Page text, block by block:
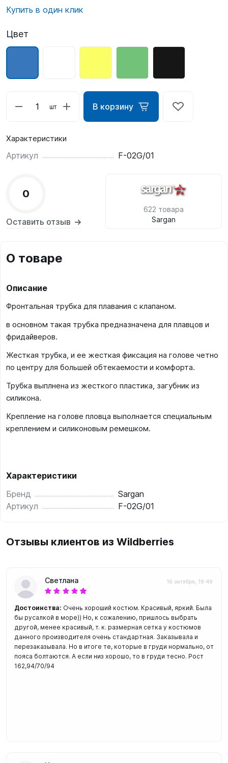
Купить в один клик
Цвет
шт В корзину
Характеристики
Артикул F-02G/01
0
Оставить отзыв
622 товара
Sargan
О товаре
Описание
Фронтальная трубка для плавания с клапаном.
в основном такая трубка предназначена для плавцов и
фридайверов.
Жесткая трубка, и ее жесткая фиксация на голове четно
по центру для большей обтекаемости и комфорта.
Трубка выплнена из жесткого пластика, загубник из
силикона.
Крепление на голове пловца выполнается специальным
креплением и силиконовым ремешком.
Характеристики
Бренд
Sargan
Артикул
F-02G/01
Отзывы клиентов из Wildberries
Светлана 16 октября, 19:49
Достоинства: Очень хороший костюм. Красивый, яркий. Была
бы русалкой в море)) Но, к сожалению, пришлось выбрать
другой, менее красивый, т. к. размерная сетка у костюмов
данного производителя очень стандартная. Заказывала и
перезаказывала. Но в итоге те, которые в груди нормально, от
пояса болтаются. А если низ хорошо, то в груди тесно. Рост
162,94/70/94